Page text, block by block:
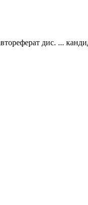
дис. ...